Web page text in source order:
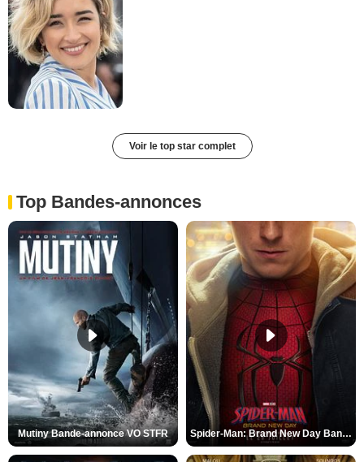
Voir le top star complet
Top Bandes-annonces
Mutiny Bande-annonce VO STFR Spider-Man: Brand New Day Bande-annonce VO STFR